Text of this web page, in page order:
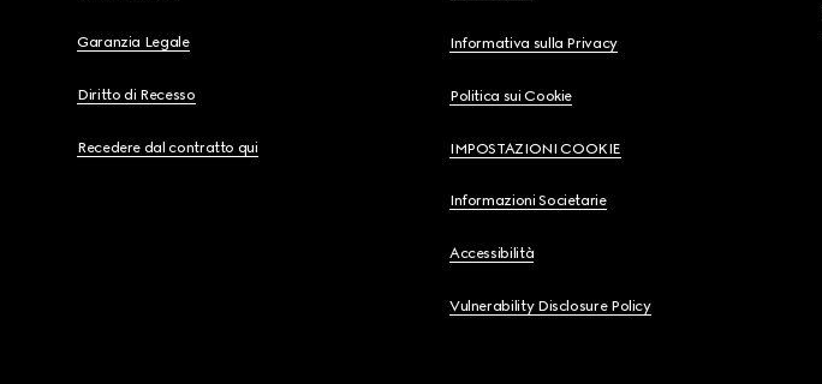
Garanzia Legale
Diritto di Recesso
Recedere dal contratto qui
Informativa sulla Privacy
Politica sui Cookie
IMPOSTAZIONI COOKIE
Informazioni Societarie
Accessibilità
Vulnerability Disclosure Policy